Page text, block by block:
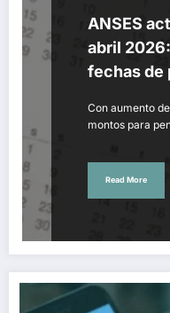
ANSES
abril
fechas de
Con aumento
montos para
Read More